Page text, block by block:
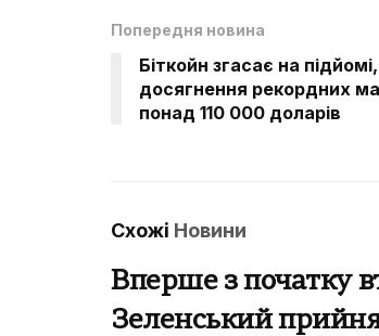
Попередня новина
Біткойн згасає на
досягнення рекордних
понад 110 000 доларів
Схожі Новини
Вперше з початку
Зеленський